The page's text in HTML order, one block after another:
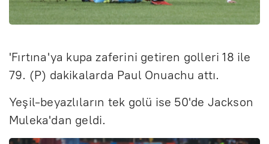
'Fırtına'ya kupa zaferini getiren golleri 18 ile
79. (P) dakikalarda Paul Onuachu attı.
Yeşil-beyazlıların tek golü ise 50'de Jackson
Muleka'dan geldi.